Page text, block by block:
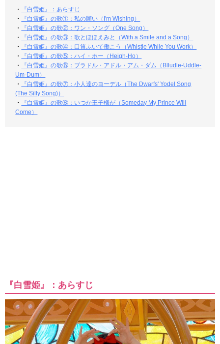
・
『白雪姫』：あらすじ
・
『白雪姫』の歌①：私の願い（I'm Wishing）
・
『白雪姫』の歌②：ワン・ソング（One Song）
・
『白雪姫』の歌③：歌とほほえみと（With a Smile and a Song）
・
『白雪姫』の歌④：口笛ふいて働こう（Whistle While You Work）
・
『白雪姫』の歌⑤：ハイ・ホー（Heigh-Ho）
・
『白雪姫』の歌⑥：ブラドル・アドル・アム・ダム（Blludle-Uddle-
Um-Dum）
・
『白雪姫』の歌⑦：小人達のヨーデル（The Dwarfs' Yodel Song
(The Silly Song)）
・
『白雪姫』の歌⑧：いつか王子様が（Someday My Prince Will
Come）
『白雪姫』：あらすじ